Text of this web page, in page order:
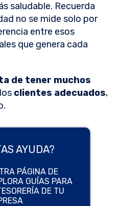
saludable. Recuerda
no se mide solo por
entre esos
que genera cada
de tener muchos
clientes adecuados,
AYUDA?
PÁGINA DE
GUÍAS PARA
DE TU